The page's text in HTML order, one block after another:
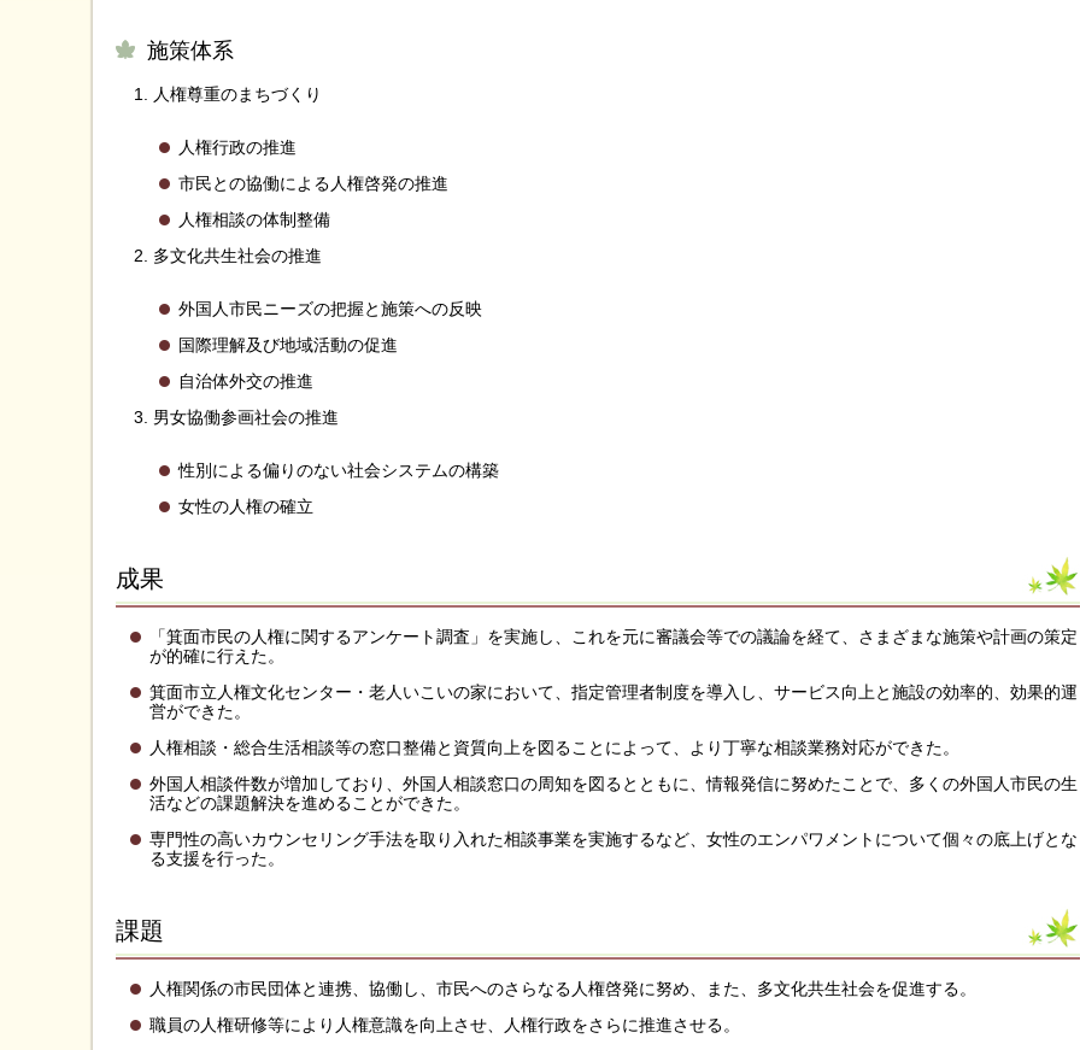
施策体系
人権尊重のまちづくり
人権行政の推進
市民との協働による人権啓発の推進
人権相談の体制整備
多文化共生社会の推進
外国人市民ニーズの把握と施策への反映
国際理解及び地域活動の促進
自治体外交の推進
男女協働参画社会の推進
性別による偏りのない社会システムの構築
女性の人権の確立
成果
「箕面市民の人権に関するアンケート調査」を実施し、これを元に審議会等での議論を経て、さまざまな施策や計画の策定
が的確に行えた。
箕面市立人権文化センター・老人いこいの家において、指定管理者制度を導入し、サービス向上と施設の効率的、効果的運
営ができた。
人権相談・総合生活相談等の窓口整備と資質向上を図ることによって、より丁寧な相談業務対応ができた。
外国人相談件数が増加しており、外国人相談窓口の周知を図るとともに、情報発信に努めたことで、多くの外国人市民の生
活などの課題解決を進めることができた。
専門性の高いカウンセリング手法を取り入れた相談事業を実施するなど、女性のエンパワメントについて個々の底上げとな
る支援を行った。
課題
人権関係の市民団体と連携、協働し、市民へのさらなる人権啓発に努め、また、多文化共生社会を促進する。
職員の人権研修等により人権意識を向上させ、人権行政をさらに推進させる。